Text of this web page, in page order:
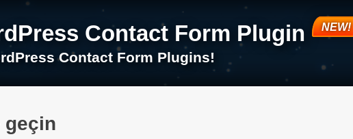
Contact Form Plugin
Contact Form Plugins!
geçin